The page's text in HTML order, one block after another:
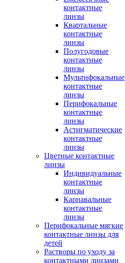
контактные
линзы
Квартальные
контактные
линзы
Полугодовые
контактные
линзы
Мультифокальные
контактные
линзы
Перифокальные
контактные
линзы
Астигматические
контактные
линзы
Цветные контактные
линзы
Индивидуальные
контактные
линзы
Карнавальные
контактные
линзы
Перифокальные мягкие
контактные линзы для
детей
Растворы по уходу за
контактными линзами